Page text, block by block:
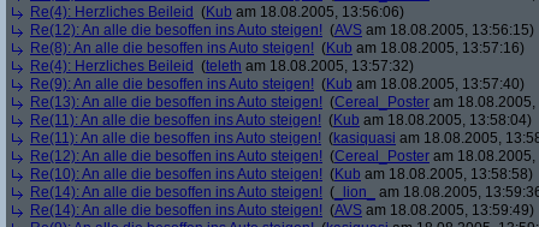
Re(4): Herzliches Beileid (Kub am 18.08.2005, 13:56:06)
Re(12): An alle die besoffen ins Auto steigen! (AVS am 18.08.2005, 13:56:15)
Re(8): An alle die besoffen ins Auto steigen! (Kub am 18.08.2005, 13:57:16)
Re(4): Herzliches Beileid (teleth am 18.08.2005, 13:57:32)
Re(9): An alle die besoffen ins Auto steigen! (Kub am 18.08.2005, 13:57:40)
Re(13): An alle die besoffen ins Auto steigen! (Cereal_Poster am
Re(11): An alle die besoffen ins Auto steigen! (Kub am 18.08.2005, 13:58:04)
Re(11): An alle die besoffen ins Auto steigen! (kasiquasi am 18.08.2005,
Re(12): An alle die besoffen ins Auto steigen! (Cereal_Poster am
Re(10): An alle die besoffen ins Auto steigen! (Kub am 18.08.2005, 13:58:58)
Re(14): An alle die besoffen ins Auto steigen! ( _lion_
am 18.08.2005,
Re(14): An alle die besoffen ins Auto steigen! (AVS am 18.08.2005, 13:59:49)